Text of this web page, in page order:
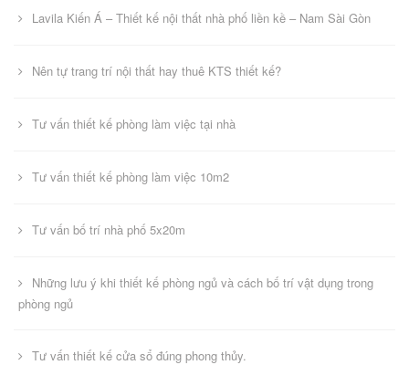
Lavila Kiến Á – Thiết kế nội thất nhà phố liền kề – Nam Sài Gòn
Nên tự trang trí nội thất hay thuê KTS thiết kế?
Tư vấn thiết kế phòng làm việc tại nhà
Tư vấn thiết kế phòng làm việc 10m2
Tư vấn bố trí nhà phố 5x20m
Những lưu ý khi thiết kế phòng ngủ và cách bố trí vật dụng trong
phòng ngủ
Tư vấn thiết kế cửa sổ đúng phong thủy.